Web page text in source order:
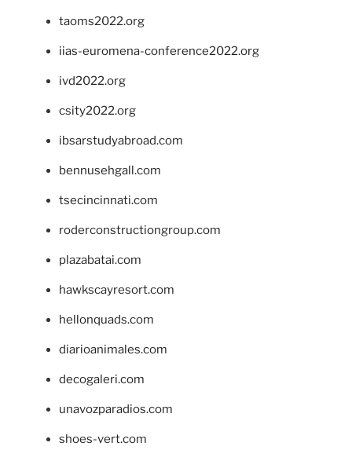
taoms2022.org
iias-euromena-conference2022.org
ivd2022.org
csity2022.org
ibsarstudyabroad.com
bennusehgall.com
tsecincinnati.com
roderconstructiongroup.com
plazabatai.com
hawkscayresort.com
hellonquads.com
diarioanimales.com
decogaleri.com
unavozparadios.com
shoes-vert.com